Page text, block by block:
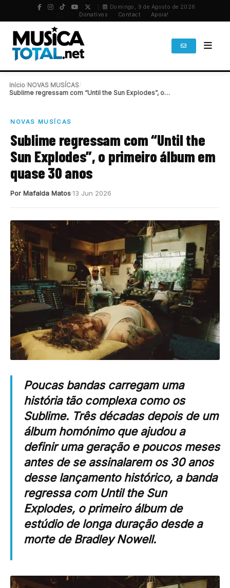
Domingo, 9 de Agosto de 2026
Donativos Contact Apoia!
Início NOVAS MUSÍCAS
Sublime regressam com “Until the Sun Explodes”, o…
NOVAS MUSÍCAS
Sublime regressam com “Until the
Sun Explodes”, o primeiro álbum em
quase 30 anos
Por Mafalda Matos13 Jun 2026
Poucas bandas carregam uma
história tão complexa como os
Sublime. Três décadas depois de um
álbum homónimo que ajudou a
definir uma geração e poucos meses
antes de se assinalarem os 30 anos
desse lançamento histórico, a banda
regressa com Until the Sun
Explodes, o primeiro álbum de
estúdio de longa duração desde a
morte de Bradley Nowell.